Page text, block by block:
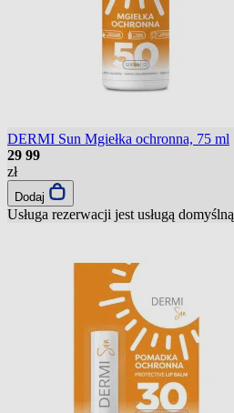
DERMI Sun Mgiełka ochronna, 75 ml
29 99
zł
Dodaj
Usługa rezerwacji jest usługą domyślną